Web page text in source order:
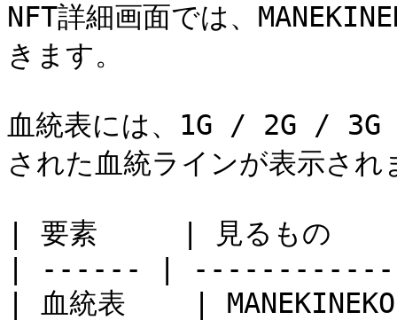
NFT詳細画面では、
きます。
血統表には、1G / 2G / 3G /
された血統ラインが表示され
| 要素     | 見るも
| ------ |
| 血統表    |